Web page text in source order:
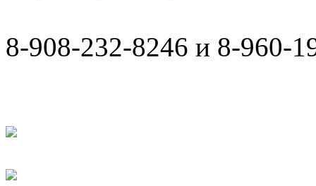
8-908-232-8246 и 8-960-